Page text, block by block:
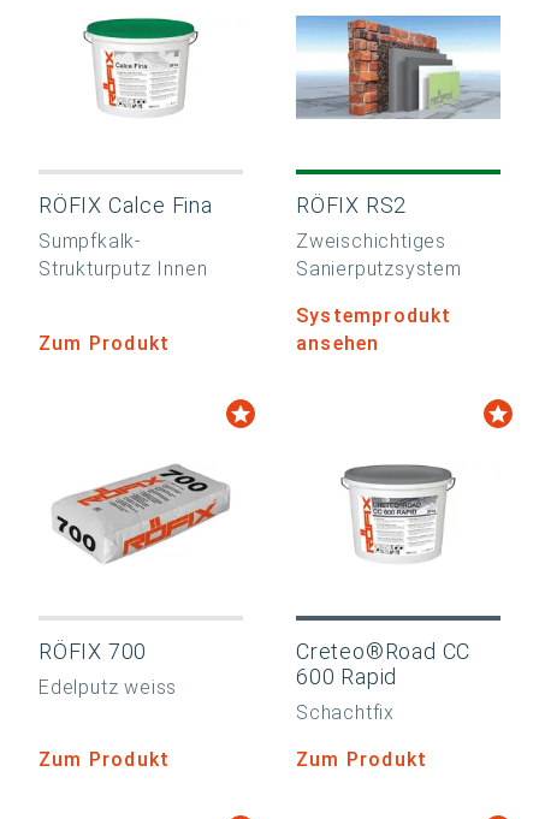
RÖFIX Calce Fina
Sumpfkalk-
Strukturputz Innen
Zum Produkt
RÖFIX RS2
Zweischichtiges
Sanierputzsystem
Systemprodukt
ansehen
RÖFIX 700
Edelputz weiss
Zum Produkt
Creteo®Road CC
600 Rapid
Schachtfix
Zum Produkt